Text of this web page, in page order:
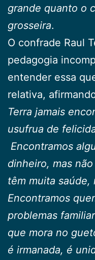
grande quanto o
grosseira.
O confrade Raul
pedagogia
entender essa
relativa,
Terra jamais
usufrua de
Encontramos
dinheiro, mas
têm muita saúde,
Encontramos
problemas
que mora no
é irmanada, é